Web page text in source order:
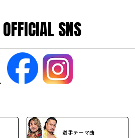
SNS
選手テーマ曲